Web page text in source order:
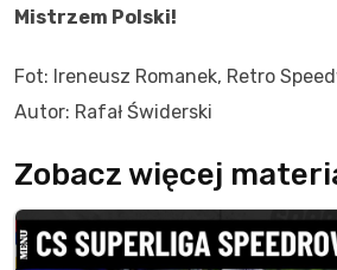
Mistrzem Polski!
Fot: Ireneusz Romanek, Retro
Autor: Rafał Świderski
Zobacz więcej